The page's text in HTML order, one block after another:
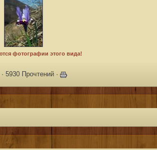
· 5930 Прочтений ·